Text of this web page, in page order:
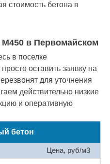
Миньяр
Нагаево
Осоргино
Первомайский
Тавтиманово
стоимость бетона в
М450 в Первомайском
в поселке
оставить заявку на
для уточнения
действительно низкие
и оперативную
бетон
Цена, руб/м3